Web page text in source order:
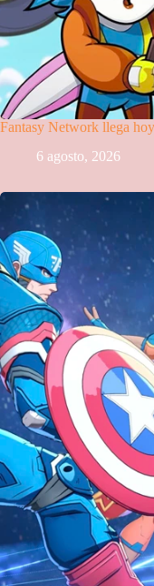
Fantasy Network llega
6 agosto, 2026